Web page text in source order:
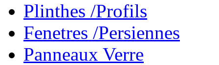
Plinthes /Profils
Fenetres /Persiennes
Panneaux Verre